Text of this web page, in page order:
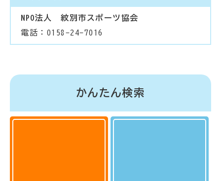
NPO法人 紋別市スポーツ協会
電話：0158-24-7016
かんたん検索